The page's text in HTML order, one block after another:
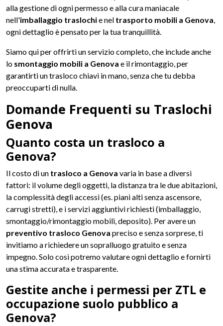
alla gestione di ogni permesso e alla cura maniacale
nell'imballaggio traslochie nel trasporto mobili a Genova,
ogni dettaglio è pensato per la tua tranquillità.
Siamo qui per offrirti un servizio completo, che include anche
lo smontaggio mobili a Genova e il rimontaggio, per
garantirti un trasloco chiavi in mano, senza che tu debba
preoccuparti di nulla.
Domande Frequenti su Traslochi
Genova
Quanto costa un trasloco a
Genova?
Il costo di un trasloco a Genova varia in base a diversi
fattori: il volume degli oggetti, la distanza tra le due abitazioni,
la complessità degli accessi (es. piani alti senza ascensore,
carrugi stretti), e i servizi aggiuntivi richiesti (imballaggio,
smontaggio/rimontaggio mobili, deposito). Per avere un
preventivo trasloco Genova preciso e senza sorprese, ti
invitiamo a richiedere un sopralluogo gratuito e senza
impegno. Solo così potremo valutare ogni dettaglio e fornirti
una stima accurata e trasparente.
Gestite anche i permessi per ZTL e
occupazione suolo pubblico a
Genova?